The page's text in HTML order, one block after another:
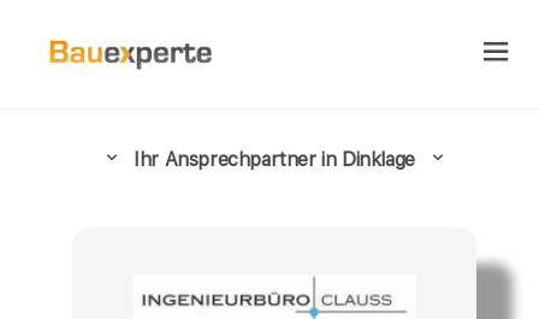
Ihr Ansprechpartner in Dinklage